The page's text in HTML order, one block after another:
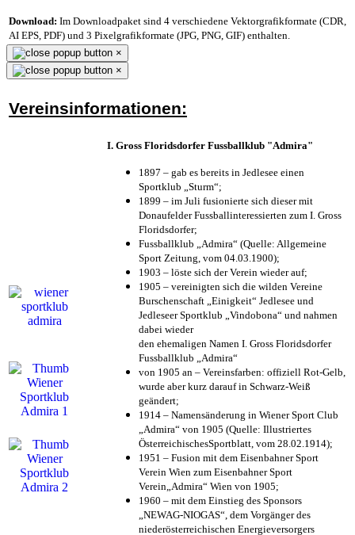
Download: Im Downloadpaket sind 4 verschiedene Vektorgrafikformate (CDR,
AI EPS, PDF) und 3 Pixelgrafikformate (JPG, PNG, GIF) enthalten.
×
×
Vereinsinformationen:
I. Gross Floridsdorfer Fussballklub "Admira"
1897 – gab es bereits in Jedlesee einen
Sportklub „Sturm“;
1899 – im Juli fusionierte sich dieser mit
Donaufelder Fussballinteressierten zum I. Gross
Floridsdorfer;
Fussballklub „Admira“ (Quelle: Allgemeine
Sport Zeitung, vom 04.03.1900);
1903 – löste sich der Verein wieder auf;
1905 – vereinigten sich die wilden Vereine
Burschenschaft „Einigkeit“ Jedlesee und
Jedleseer Sportklub „Vindobona“ und nahmen
dabei wieder
den ehemaligen Namen I. Gross Floridsdorfer
Fussballklub „Admira“
von 1905 an – Vereinsfarben: offiziell Rot-Gelb,
wurde aber kurz darauf in Schwarz-Weiß
geändert;
1914 – Namensänderung in Wiener Sport Club
„Admira“ von 1905 (Quelle: Illustriertes
ÖsterreichischesSportblatt, vom 28.02.1914);
1951 – Fusion mit dem Eisenbahner Sport
Verein Wien zum Eisenbahner Sport
Verein„Admira“ Wien von 1905;
1960 – mit dem Einstieg des Sponsors
„NEWAG-NIOGAS“, dem Vorgänger des
niederösterreichischen Energieversorgers